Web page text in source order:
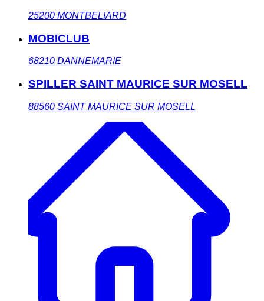
25200 MONTBELIARD
MOBICLUB
68210 DANNEMARIE
SPILLER SAINT MAURICE SUR MOSELL
88560 SAINT MAURICE SUR MOSELL